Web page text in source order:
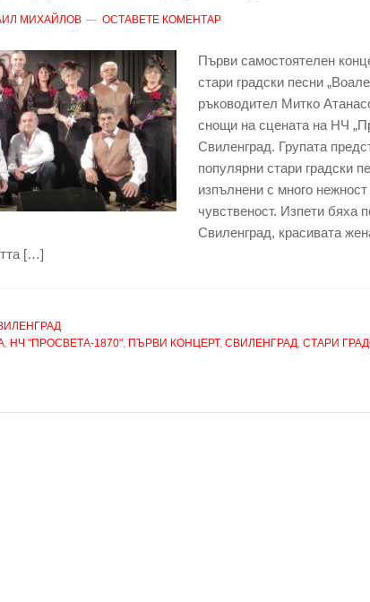
МИХАЙЛОВ ОСТАВЕТЕ КОМЕНТАР
Първи самостоятелен
стари градски песни
ръководител Митко
снощи на сцената на НЧ
Свиленград. Групата
популярни стари градски
изпълнени с много
чувственост. Изпети бяха
Свиленград, красивата
[…]
, НЧ "ПРОСВЕТА-1870", ПЪРВИ КОНЦЕРТ, СВИЛЕНГРАД, СТАРИ